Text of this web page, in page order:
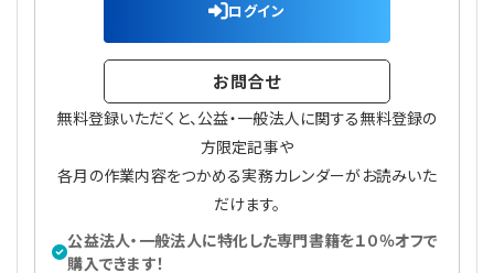
【連載】公益法人のための「新公益信託」活用戦略
【連載】テーマで紐解く逆引きガイドライン
【連載】悩みと向き合う経営学
【連載】非営利法人AtoZei
【連載】労務管理の歩き方
【連載】AI活用のすすめ
ログイン
お問合せ
無料登録いただくと、公益・一般法人に関する無料登録の
方限定記事や
各月の作業内容をつかめる実務カレンダーがお読みいた
だけます。
公益法人・一般法人に特化した専門書籍を１０％オフで
購入できます！